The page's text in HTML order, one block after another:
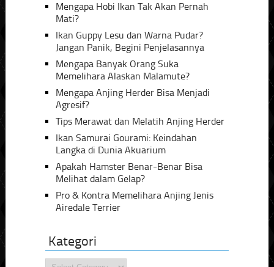
Mengapa Hobi Ikan Tak Akan Pernah
Mati?
Ikan Guppy Lesu dan Warna Pudar?
Jangan Panik, Begini Penjelasannya
Mengapa Banyak Orang Suka
Memelihara Alaskan Malamute?
Mengapa Anjing Herder Bisa Menjadi
Agresif?
Tips Merawat dan Melatih Anjing Herder
Ikan Samurai Gourami: Keindahan
Langka di Dunia Akuarium
Apakah Hamster Benar-Benar Bisa
Melihat dalam Gelap?
Pro & Kontra Memelihara Anjing Jenis
Airedale Terrier
Kategori
Kategori